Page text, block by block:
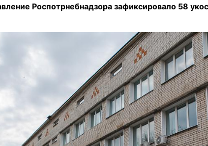
Роспотрнебнадзора зафиксировало 58